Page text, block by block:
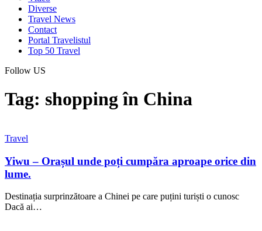
Diverse
Travel News
Contact
Portal Travelistul
Top 50 Travel
Follow US
Tag: shopping în China
Travel
Yiwu – Orașul unde poți cumpăra aproape orice din
lume.
Destinația surprinzătoare a Chinei pe care puțini turiști o cunosc
Dacă ai…